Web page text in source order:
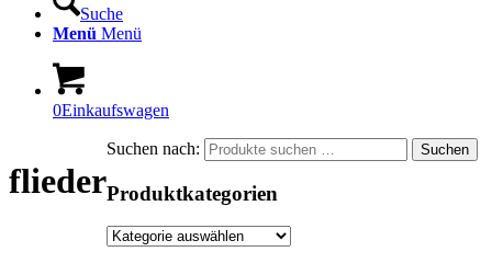
Suche
Menü Menü
0Einkaufswagen
flieder
Suchen nach: Suchen
Produktkategorien